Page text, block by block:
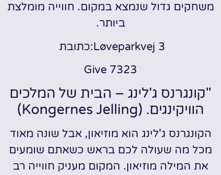
משחקים גדול שנמצא במקום. חווייה מומלצת
ביותר.
Løveparkvej 3:כתובת
7323 Give
"קונגרנס ג'לינג – הבית של המלכים
הוויקינגים. (Kongernes Jelling)
הקונגרנס ג'לינג הוא מוזיאון, אבל שונה מאוד
מכל מה שעולה לכם בראש כשאתם שומעים
את המילה מוזיאון. המקום מעניק חווייה רב